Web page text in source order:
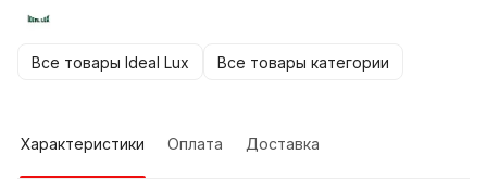
Все товары Ideal Lux Все товары категории
Характеристики Оплата Доставка